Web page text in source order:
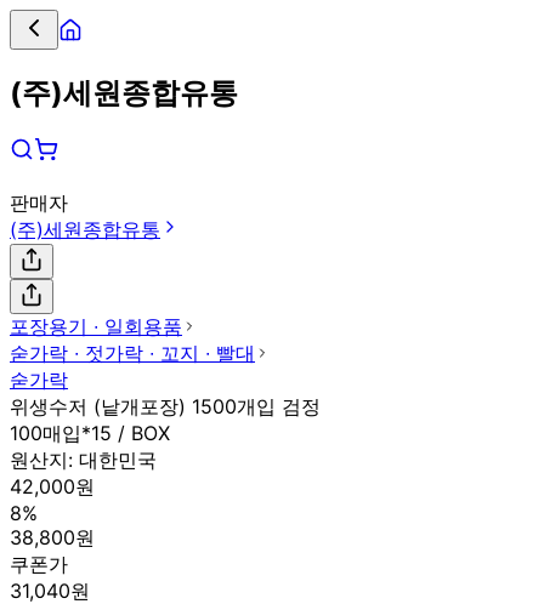
(주)세원종합유통
판매자
(주)세원종합유통
포장용기 ∙ 일회용품
숟가락 ∙ 젓가락 ∙ 꼬지 ∙ 빨대
숟가락
위생수저 (낱개포장) 1500개입 검정
100매입*15 / BOX
원산지: 대한민국
42,000원
8%
38,800원
쿠폰가
31,040원